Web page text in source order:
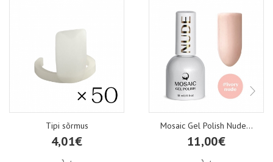
Tipi sõrmus
4,01€
Mosaic Gel Polish Nude...
11,00€